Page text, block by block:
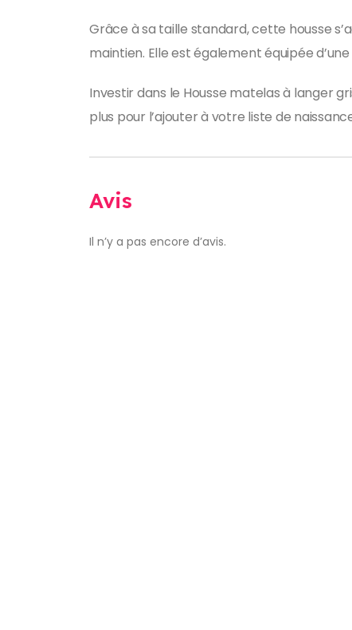
Grâce à sa taille standard, cette housse
maintien. Elle est également équipée
Investir dans le Housse matelas à langer
plus pour l’ajouter à votre liste de
Avis
Il n’y a pas encore d’avis.